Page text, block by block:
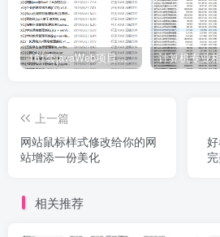
161套javaWeb项目源码免费分享
上一篇
网站鼠标样式修改给你的网
站增添一份美化
相关推荐